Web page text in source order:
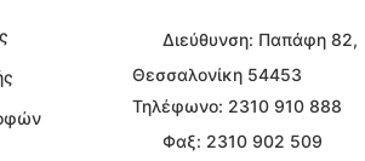
Διεύθυνση: Παπάφη 82,
Θεσσαλονίκη 54453
Τηλέφωνο: 2310 910 888
Φαξ: 2310 902 509